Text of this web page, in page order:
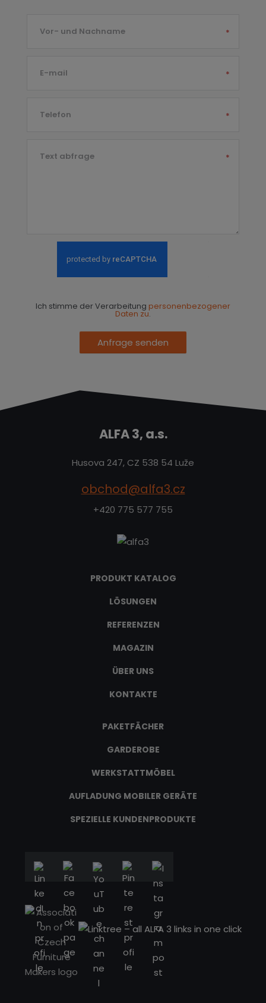
Vor- und Nachname *
E-mail *
Telefon *
Text abfrage *
Anfrage senden
Ich stimme der Verarbeitung personenbezogener
Daten zu.
ALFA 3, a.s.
Husova 247, CZ 538 54 Luže
obchod@alfa3.cz
+420 775 577 755
PRODUKT KATALOG
LÖSUNGEN
REFERENZEN
MAGAZIN
ÜBER UNS
KONTAKTE
PAKETFÄCHER
GARDEROBE
WERKSTATTMÖBEL
AUFLADUNG MOBILER GERÄTE
SPEZIELLE KUNDENPRODUKTE